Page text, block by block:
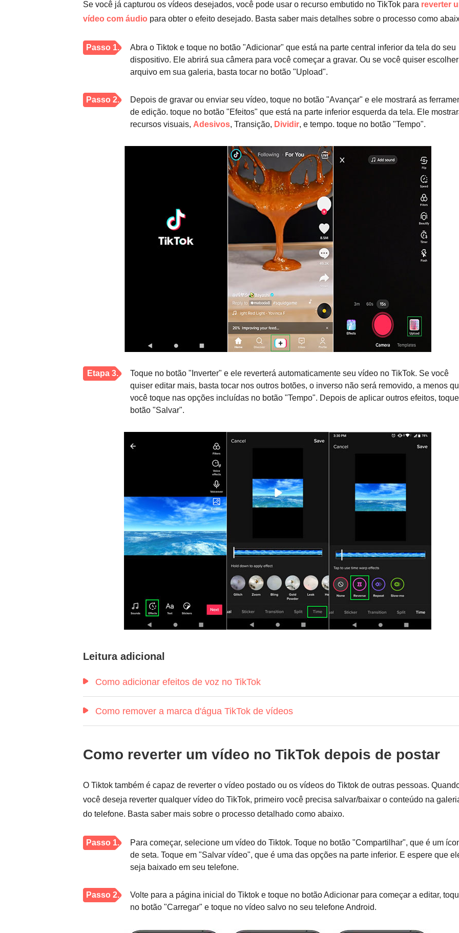
Se você já capturou os vídeos desejados, você pode usar o recurso embutido no TikTok para reverter
vídeo com áudio para obter o efeito desejado. Basta saber mais detalhes sobre o processo como
Passo 1.
Abra o Tiktok e toque no botão "Adicionar" que está na parte central inferior da tela do seu
dispositivo. Ele abrirá sua câmera para você começar a gravar. Ou se você quiser
arquivo em sua galeria, basta tocar no botão "Upload".
Passo 2.
Depois de gravar ou enviar seu vídeo, toque no botão "Avançar" e ele mostrará as
de edição. toque no botão "Efeitos" que está na parte inferior esquerda da tela. Ele
recursos visuais, Adesivos, Transição, Dividir, e tempo. toque no botão "Tempo".
Etapa 3.
Toque no botão "Inverter" e ele reverterá automaticamente seu vídeo no TikTok. Se você
quiser editar mais, basta tocar nos outros botões, o inverso não será removido, a menos
você toque nas opções incluídas no botão "Tempo". Depois de aplicar outros efeitos,
botão "Salvar".
Leitura adicional
Como adicionar efeitos de voz no TikTok
Como remover a marca d'água TikTok de vídeos
Como reverter um vídeo no TikTok depois de postar
O Tiktok também é capaz de reverter o vídeo postado ou os vídeos do Tiktok de outras pessoas.
você deseja reverter qualquer vídeo do TikTok, primeiro você precisa salvar/baixar o conteúdo na
do telefone. Basta saber mais sobre o processo detalhado como abaixo.
Passo 1.
Para começar, selecione um vídeo do Tiktok. Toque no botão "Compartilhar", que é um
de seta. Toque em "Salvar vídeo", que é uma das opções na parte inferior. E espere que
seja baixado em seu telefone.
Passo 2.
Volte para a página inicial do Tiktok e toque no botão Adicionar para começar a editar,
no botão "Carregar" e toque no vídeo salvo no seu telefone Android.